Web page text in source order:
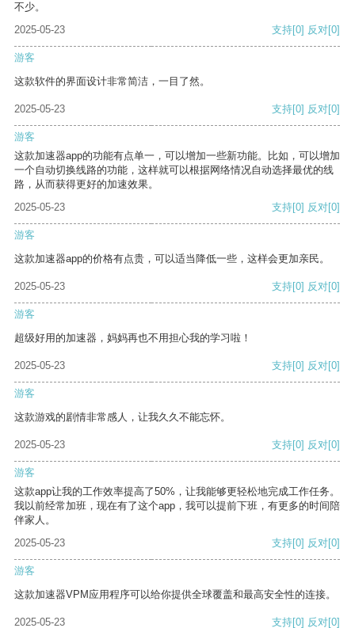
不少。
2025-05-23
支持[0] 反对[0]
游客
这款软件的界面设计非常简洁，一目了然。
2025-05-23 支持[0] 反对[0]
游客
这款加速器app的功能有点单一，可以增加一些新功能。比如，可以增加
一个自动切换线路的功能，这样就可以根据网络情况自动选择最优的线
路，从而获得更好的加速效果。
2025-05-23
支持[0] 反对[0]
游客
这款加速器app的价格有点贵，可以适当降低一些，这样会更加亲民。
2025-05-23 支持[0] 反对[0]
游客
超级好用的加速器，妈妈再也不用担心我的学习啦！
2025-05-23 支持[0] 反对[0]
游客
这款游戏的剧情非常感人，让我久久不能忘怀。
2025-05-23 支持[0] 反对[0]
游客
这款app让我的工作效率提高了50%，让我能够更轻松地完成工作任务。
我以前经常加班，现在有了这个app，我可以提前下班，有更多的时间陪
伴家人。
2025-05-23
支持[0] 反对[0]
游客
这款加速器VPM应用程序可以给你提供全球覆盖和最高安全性的连接。
2025-05-23 支持[0] 反对[0]